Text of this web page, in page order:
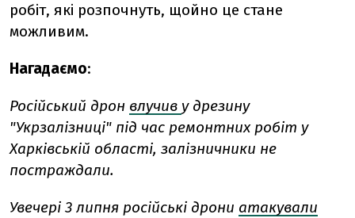
робіт, які розпочнуть, щойно це стане
можливим.
Нагадаємо:
Російський дрон влучив у дрезину
"Укрзалізниці" під час ремонтних робіт у
Харківській області, залізничники не
постраждали.
Увечері 3 липня російські дрони атакували